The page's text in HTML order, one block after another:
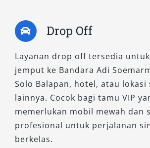
(Premium Color)
Tipe Alphard 2.5 X CVT hadir
lebih simpel namun tetap
kenyamanan khas Toyota.
memberikan kesan mewah tanpa
tambahan aksesori berlebihan.
menjadi pilihan favorit untuk
Solo yang memadukan
Drop Off
Layanan drop off tersedia
jemput ke Bandara Adi
Solo Balapan, hotel, atau lokasi
lainnya. Cocok bagi tamu VIP
memerlukan mobil mewah dan
profesional untuk perjalanan
berkelas.